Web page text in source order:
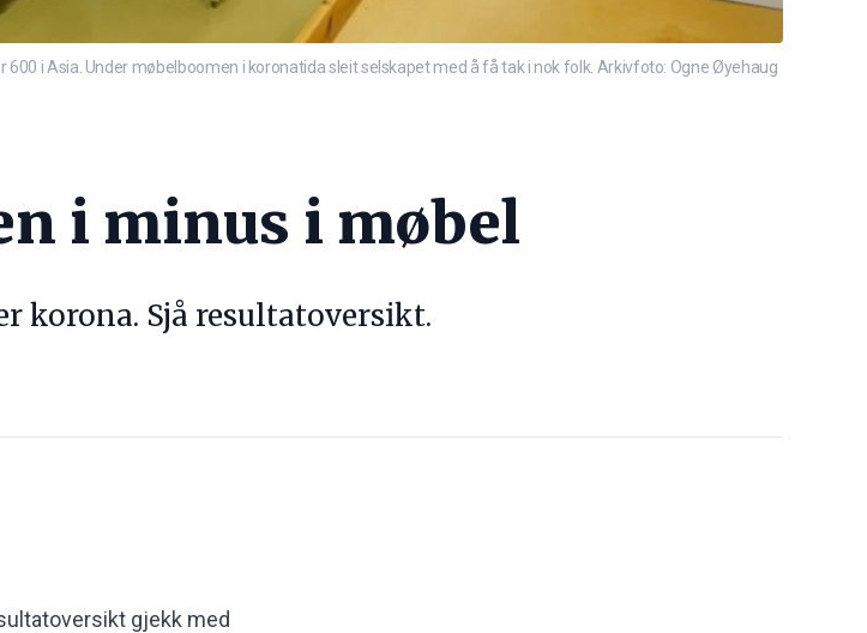
600 i Asia. Under møbelboomen i koronatida sleit selskapet med å få tak i nok folk. Arkivfoto: Ogne Øyehaug
i minus i møbel
korona. Sjå resultatoversikt.
gjekk med